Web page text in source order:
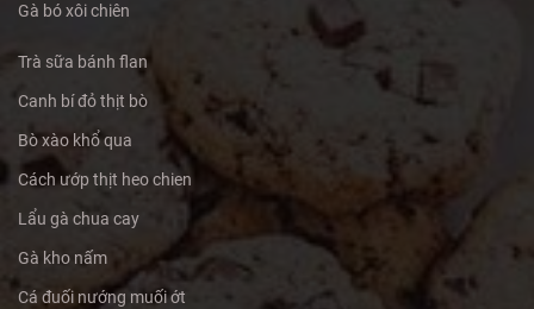
Gà bó xôi chiên
Trà sữa bánh flan
Canh bí đỏ thịt bò
Bò xào khổ qua
Cách ướp thịt heo chien
Lẩu gà chua cay
Gà kho nấm
Cá đuối nướng muối ớt